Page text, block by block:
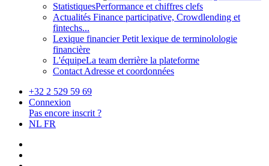
StatistiquesPerformance et chiffres clefs
Actualités Finance participative, Crowdlending et
fintechs...
Lexique financierPetit lexique de terminolologie
financière
L'équipeLa team derrière la plateforme
Contact Adresse et coordonnées
+32 2 529 59 69
Connexion
Pas encore inscrit ?
NL FR